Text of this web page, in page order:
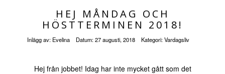
HEJ MÅNDAG OCH
HÖSTTERMINEN 2018!
Inlägg av: Evelina Datum:27 augusti, 2018 Kategori:Vardagsliv
Hej från jobbet! Idag har inte mycket gått som det